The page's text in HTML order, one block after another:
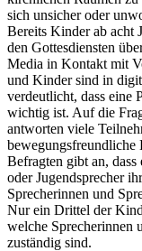
sich unsicher oder
Bereits Kinder ab acht
den Gottesdiensten
Media in Kontakt mit
und Kinder sind in
verdeutlicht, dass eine
wichtig ist. Auf die
antworten viele
Befragten gibt an, dass
oder Jugendsprecher
Sprecherinnen und
Nur ein Drittel der
welche Sprecherinnen
zuständig sind.